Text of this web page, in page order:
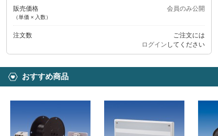
販売価格
（単価 × 入数）
会員のみ公開
注文数
ご注文には
ログイン してください
おすすめ商品